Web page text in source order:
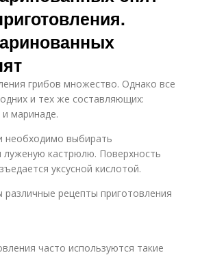
грибов множество. Однако все
и тех же составляющих:
маринаде.
необходимо выбирать
луженую кастрюлю. Поверхность
уксусной кислотой.
рецепты приготовления
часто используются такие